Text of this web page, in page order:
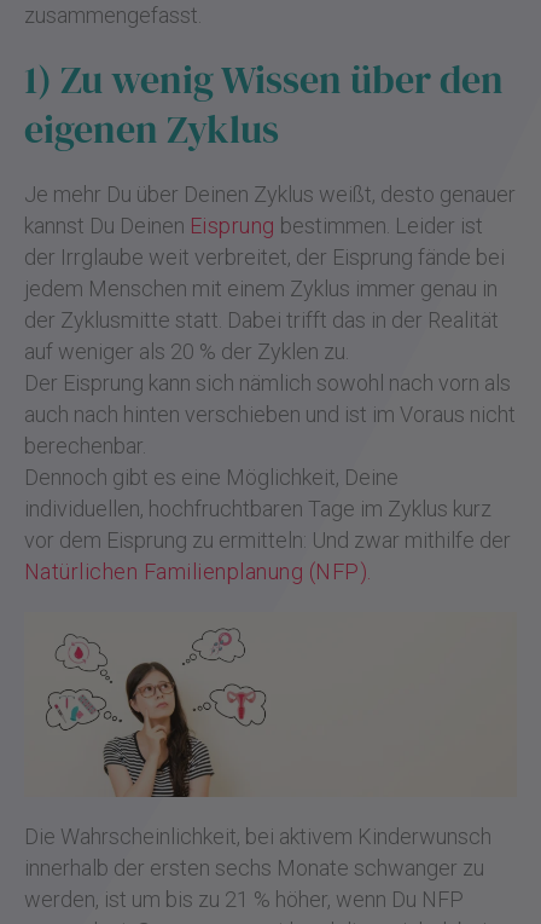
zusammengefasst.
1) Zu wenig Wissen über den
eigenen Zyklus
Je mehr Du über Deinen Zyklus weißt, desto genauer
kannst Du Deinen Eisprung bestimmen. Leider ist
der Irrglaube weit verbreitet, der Eisprung fände bei
jedem Menschen mit einem Zyklus immer genau in
der Zyklusmitte statt. Dabei trifft das in der Realität
auf weniger als 20 % der Zyklen zu.
Der Eisprung kann sich nämlich sowohl nach vorn als
auch nach hinten verschieben und ist im Voraus nicht
berechenbar.
Dennoch gibt es eine Möglichkeit, Deine
individuellen, hochfruchtbaren Tage im Zyklus kurz
vor dem Eisprung zu ermitteln: Und zwar mithilfe der
Natürlichen Familienplanung (NFP).
Die Wahrscheinlichkeit, bei aktivem Kinderwunsch
innerhalb der ersten sechs Monate schwanger zu
werden, ist um bis zu 21 % höher, wenn Du NFP